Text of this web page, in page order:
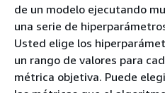
de un modelo ejecutando
una serie de
Usted elige los
un rango de valores para
métrica objetiva. Puede